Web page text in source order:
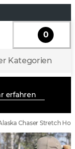
Kategorien
0
erfahren
Chaser Stretch